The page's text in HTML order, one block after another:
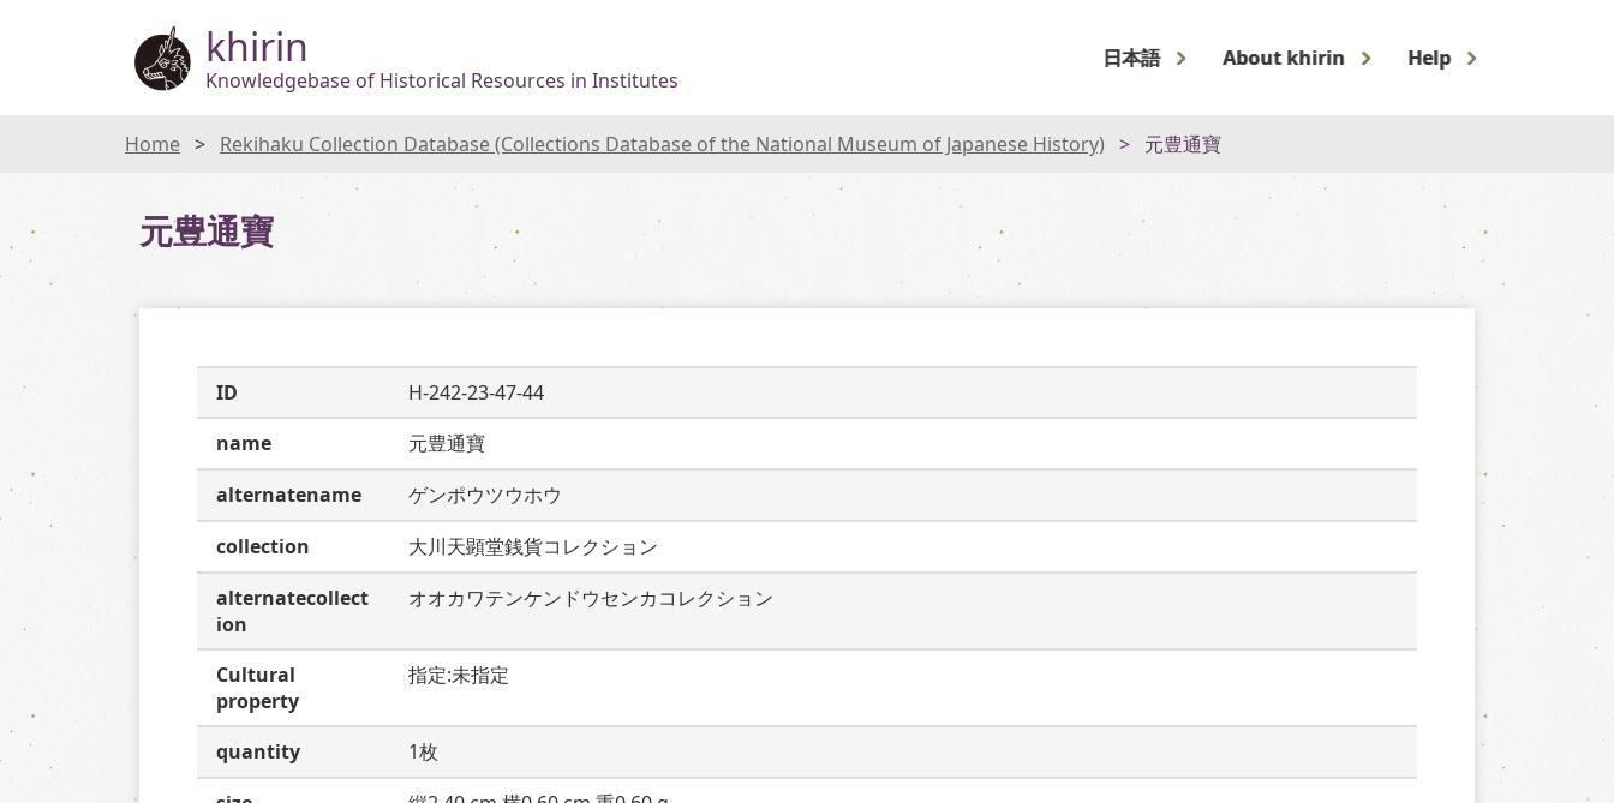
khirin
Knowledgebase of Historical Resources in Institutes
日本語 About khirin Help
Home Rekihaku Collection Database (Collections Database of the National Museum of Japanese History) 元豊通寶
元豊通寶
ID
H-242-23-47-44
name
元豊通寶
alternatename
ゲンポウツウホウ
collection
大川天顕堂銭貨コレクション
alternatecollect
ion
オオカワテンケンドウセンカコレクション
Cultural
property
指定:未指定
quantity
1枚